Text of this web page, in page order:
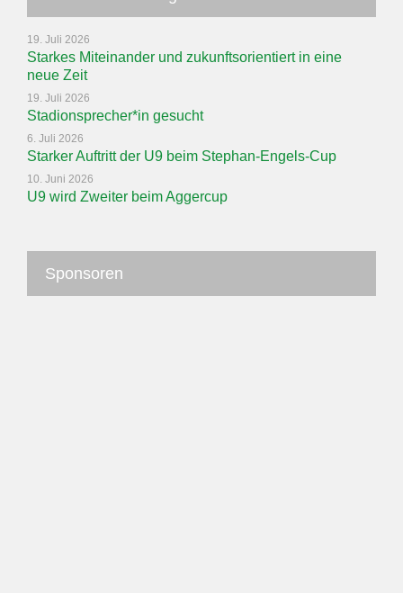
19. Juli 2026
Starkes Miteinander und zukunftsorientiert in eine
neue Zeit
19. Juli 2026
Stadionsprecher*in gesucht
6. Juli 2026
Starker Auftritt der U9 beim Stephan-Engels-Cup
10. Juni 2026
U9 wird Zweiter beim Aggercup
Sponsoren